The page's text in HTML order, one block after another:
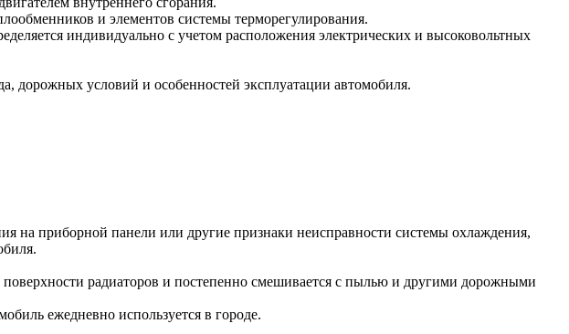
и элементов системы терморегулирования.
индивидуально с учетом расположения электрических и высоковольтных
дорожных условий и особенностей эксплуатации автомобиля.
на приборной панели или другие признаки неисправности системы охлаждения,
радиаторов и постепенно смешивается с пылью и другими дорожными
ежедневно используется в городе.